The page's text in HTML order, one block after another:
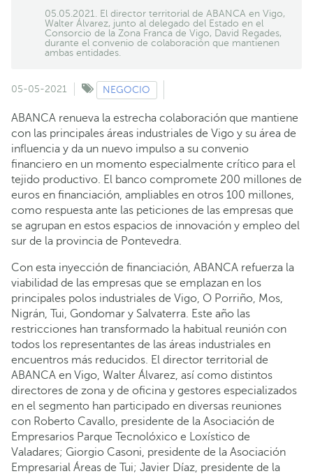
05.05.2021. El director territorial de ABANCA en Vigo,
Walter Álvarez, junto al delegado del Estado en el
Consorcio de la Zona Franca de Vigo, David Regades,
durante el convenio de colaboración que mantienen
ambas entidades.
05-05-2021 NEGOCIO
ABANCA renueva la estrecha colaboración que mantiene
con las principales áreas industriales de Vigo y su área de
influencia y da un nuevo impulso a su convenio
financiero en un momento especialmente crítico para el
tejido productivo. El banco compromete 200 millones de
euros en financiación, ampliables en otros 100 millones,
como respuesta ante las peticiones de las empresas que
se agrupan en estos espacios de innovación y empleo del
sur de la provincia de Pontevedra.
Con esta inyección de financiación, ABANCA refuerza la
viabilidad de las empresas que se emplazan en los
principales polos industriales de Vigo, O Porriño, Mos,
Nigrán, Tui, Gondomar y Salvaterra. Este año las
restricciones han transformado la habitual reunión con
todos los representantes de las áreas industriales en
encuentros más reducidos. El director territorial de
ABANCA en Vigo, Walter Álvarez, así como distintos
directores de zona y de oficina y gestores especializados
en el segmento han participado en diversas reuniones
con Roberto Cavallo, presidente de la Asociación de
Empresarios Parque Tecnolóxico e Loxístico de
Valadares; Giorgio Casoni, presidente de la Asociación
Empresarial Áreas de Tui; Javier Díaz, presidente de la